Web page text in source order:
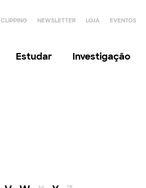
CLIPPING NEWSLETTER LOJA EVENTOS
Estudar Investigação